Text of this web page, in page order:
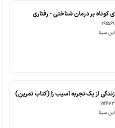
کوتاه بر درمان شناختی - رفتاری
سینا
زندگی از یک تجربه آسیب زا (کتاب تمرین)
سینا